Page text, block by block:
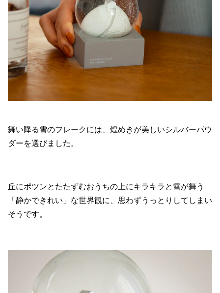
舞い降る雪のフレークには、煌めきが美しいシルバーパウ
ダーを選びました。
丘にポツンとたたずむおうちの上にキラキラと雪が舞う
「静かできれい」な世界観に、思わずうっとりしてしまい
そうです。